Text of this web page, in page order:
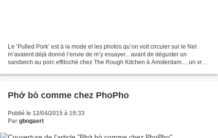
Le ‘Pulled Pork’ est à la mode et les photos qu’on voit circuler sur le Net
m’avaient déjà donné l’envie de m’y essayer... avant de déguster un
sandwich au porc effiloché chez The Rough Kitchen à Amsterdam.... un vrai
Phở bò comme chez PhoPho
Publié le 12/04/2015 à 19:33
Par gbogaert